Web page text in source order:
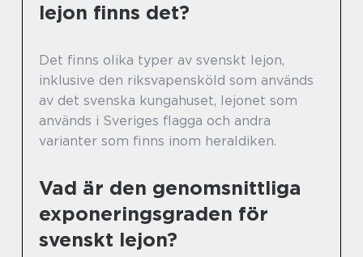
lejon finns det?
Det finns olika typer av svenskt lejon,
inklusive den riksvapensköld som används
av det svenska kungahuset, lejonet som
används i Sveriges flagga och andra
varianter som finns inom heraldiken.
Vad är den genomsnittliga
exponeringsgraden för
svenskt lejon?